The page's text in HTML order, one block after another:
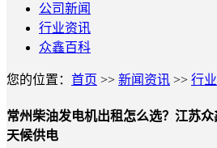
公司新闻
行业资讯
众鑫百科
您的位置： 首页 >> 新闻资讯 >> 行
常州柴油发电机出租怎么选？江苏
天候供电